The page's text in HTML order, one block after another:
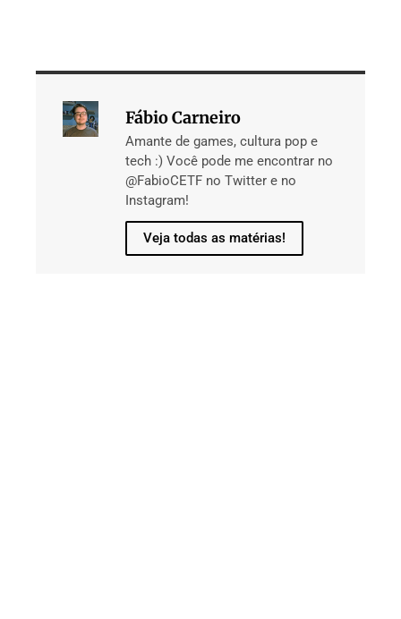
Fábio Carneiro
Amante de games, cultura pop e
tech :) Você pode me encontrar no
@FabioCETF no Twitter e no
Instagram!
Veja todas as matérias!